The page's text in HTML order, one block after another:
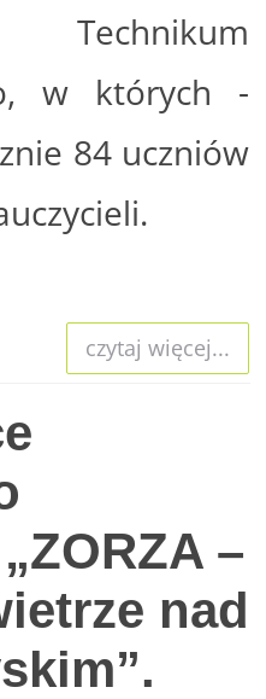
w których -
84 uczniów
czytaj więcej...
–
nad